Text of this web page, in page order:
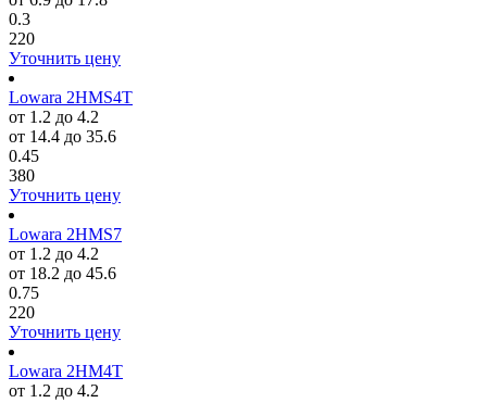
0.3
220
Уточнить цену
Lowara 2HMS4T
от 1.2 до 4.2
от 14.4 до 35.6
0.45
380
Уточнить цену
Lowara 2HMS7
от 1.2 до 4.2
от 18.2 до 45.6
0.75
220
Уточнить цену
Lowara 2HM4T
от 1.2 до 4.2